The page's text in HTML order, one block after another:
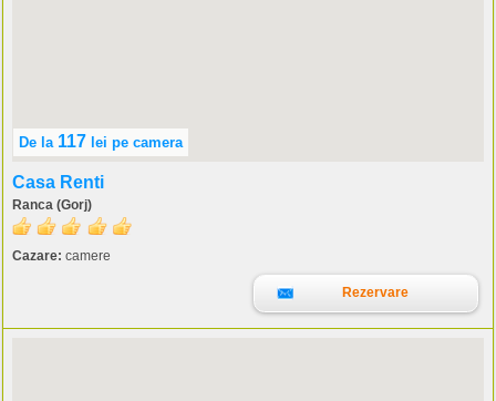
De la 117 lei pe camera
Casa Renti
Ranca (Gorj)
Cazare: camere
Rezervare